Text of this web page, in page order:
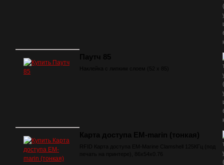
Паутч 85
Наклейка с липким слоем (52 х 85)
Карта доступа EM-marin (тонкая)
RFID Карта доступа EM-Marine Clamshell 125КГц (под
печать на принтере), 86х54х0.76